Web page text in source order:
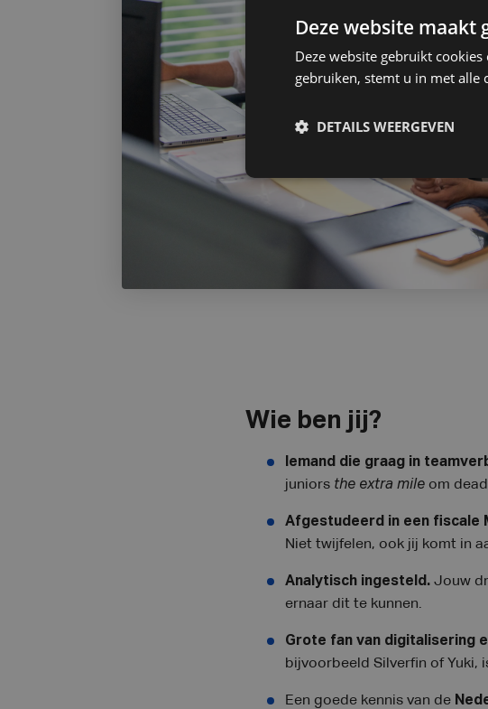
Wie ben jij?
Iemand die graag in
juniors the extra mile om
Afgestudeerd in een fiscale
Niet twijfelen, ook jij komt in
Analytisch ingesteld. Jouw
ernaar dit te kunnen.
Grote fan van digitalisering
bijvoorbeeld Silverfin of Yuki,
Een goede kennis van de
Deze website maakt
Deze website gebruikt
gebruiken, stemt u in met alle
DETAILS WEERGEVEN